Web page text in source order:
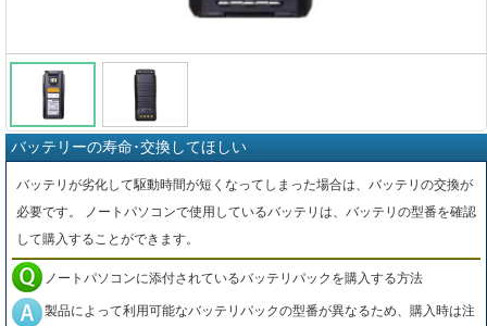
バッテリーの寿命･交換してほしい
バッテリが劣化して駆動時間が短くなってしまった場合は、バッテリの交換が
必要です。 ノートパソコンで使用しているバッテリは、バッテリの型番を確認
して購入することができます。
ノートパソコンに添付されているバッテリパックを購入する方法
製品によって利用可能なバッテリパックの型番が異なるため、購入時は注